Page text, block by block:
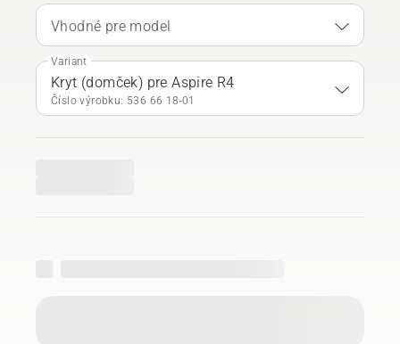
Vhodné pre model
Variant
Kryt (domček) pre Aspire R4
Číslo výrobku: 536 66 18‑01